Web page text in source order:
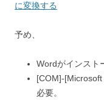
に変換する
予め、
Wordがインスト
[COM]-
必要。